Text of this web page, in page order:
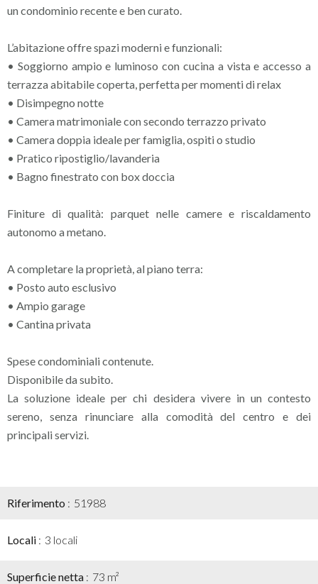
un condominio recente e ben curato.
L’abitazione offre spazi moderni e funzionali:
• Soggiorno ampio e luminoso con cucina a vista e accesso a
terrazza abitabile coperta, perfetta per momenti di relax
• Disimpegno notte
• Camera matrimoniale con secondo terrazzo privato
• Camera doppia ideale per famiglia, ospiti o studio
• Pratico ripostiglio/lavanderia
• Bagno finestrato con box doccia
Finiture di qualità: parquet nelle camere e riscaldamento
autonomo a metano.
A completare la proprietà, al piano terra:
• Posto auto esclusivo
• Ampio garage
• Cantina privata
Spese condominiali contenute.
Disponibile da subito.
La soluzione ideale per chi desidera vivere in un contesto
sereno, senza rinunciare alla comodità del centro e dei
principali servizi.
Riferimento 51988
Locali 3 locali
Superficie netta 73 m²